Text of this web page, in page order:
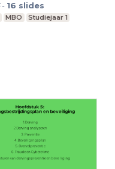
- 16 slides
MBO Studiejaar 1